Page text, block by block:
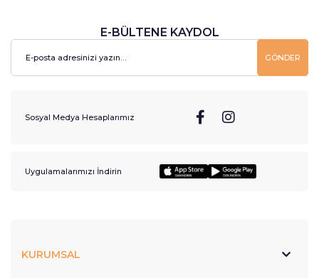
E-BÜLTENE KAYDOL
GÖNDER
Sosyal Medya Hesaplarımız
Uygulamalarımızı İndirin
KURUMSAL